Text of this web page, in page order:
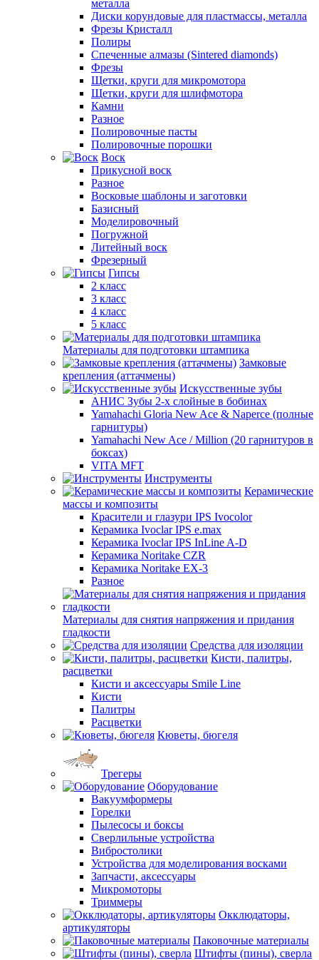
металла
Диски корундовые для пластмассы, металла
Фрезы Кристалл
Полиры
Спеченные алмазы (Sintered diamonds)
Фрезы
Щетки, круги для микромотора
Щетки, круги для шлифмотора
Камни
Разное
Полировочные пасты
Полировочные порошки
Воск
Прикусной воск
Разное
Восковые шаблоны и заготовки
Базисный
Моделировочный
Погружной
Литейный воск
Фрезерный
Гипсы
2 класс
3 класс
4 класс
5 класс
Материалы для подготовки штампика
Замковые
крепления (аттачмены)
Искусственные зубы
АНИС Зубы 2-х слойные в бобинах
Yamahachi Gloria New Ace & Naperce (полные
гарнитуры)
Yamahachi New Ace / Million (20 гарнитуров в
боксах)
VITA MFT
Инструменты
Керамические
массы и композиты
Красители и глазури IPS Ivocolor
Керамика Ivoclar IPS e.max
Керамика Ivoclar IPS InLine A-D
Керамика Noritake CZR
Керамика Noritake EX-3
Разное
Материалы для снятия напряжения и придания
гладкости
Средства для изоляции
Кисти, палитры,
расцветки
Кисти и аксессуары Smile Line
Кисти
Палитры
Расцветки
Кюветы, бюгеля
Трегеры
Оборудование
Вакуумформеры
Горелки
Пылесосы и боксы
Сверлильные устройства
Вибростолики
Устройства для моделирования восками
Запчасти, аксессуары
Микромоторы
Триммеры
Окклюдаторы,
артикуляторы
Паковочные материалы
Штифты (пины), сверла